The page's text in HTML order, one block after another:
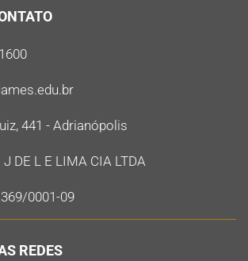
441 - Adrianópolis
DE L E LIMA CIA LTDA
0001-09
REDES